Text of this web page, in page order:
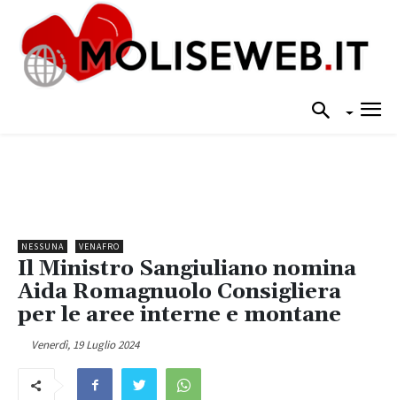
NESSUNA VENAFRO
Il Ministro Sangiuliano nomina
Aida Romagnuolo Consigliera
per le aree interne e montane
Venerdì, 19 Luglio 2024